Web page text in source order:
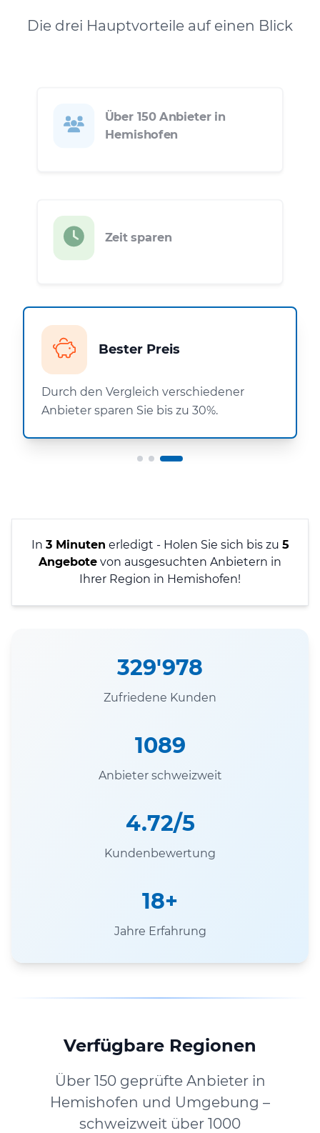
Die drei Hauptvorteile auf einen Blick
Über 150 Anbieter in
Hemishofen
Zeit sparen
Bester Preis
Durch den Vergleich verschiedener
Anbieter sparen Sie bis zu 30%.
In 3 Minuten erledigt - Holen Sie sich bis zu 5
Angebote von ausgesuchten Anbietern in
Ihrer Region in Hemishofen!
329'978
Zufriedene Kunden
1089
Anbieter schweizweit
4.72/5
Kundenbewertung
18+
Jahre Erfahrung
Verfügbare Regionen
Über 150 geprüfte Anbieter in
Hemishofen und Umgebung –
schweizweit über 1000